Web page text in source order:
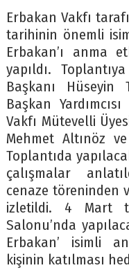
Erbakan Vakfı
tarihinin önemli
Erbakan’ı anma
yapıldı.
Başkanı Hüseyin
Başkan
Vakfı Mütevelli
Mehmet Altınöz
Toplantıda
çalışmalar
cenaze töreninden
izletildi. 4 Mart
Salonu’nda
Erbakan’ isimli
kişinin katılması